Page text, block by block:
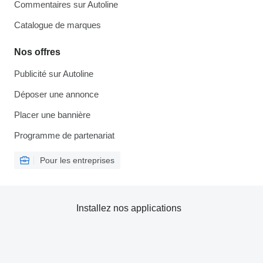
Commentaires sur Autoline
Catalogue de marques
Nos offres
Publicité sur Autoline
Déposer une annonce
Placer une bannière
Programme de partenariat
Pour les entreprises
Installez nos applications